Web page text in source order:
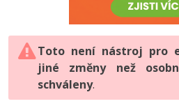
HTML5, CSS3,
SQL a databáze
Testování a verzování
PHP
JavaScript
Python
Vývojář mobilních
C# Game developer
-80%
JavaScript -80%
PHP -80%
Digitální gramotnost
Marketing
WordPress
Photoshop -80%
Adobe Illustrator -80%
Adobe Lightroom
Toto není nástroj pro
jiné změny než
schváleny.